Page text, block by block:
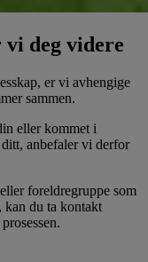
vi deg videre
er vi avhengige
sammen.
eller kommet i
anbefaler vi derfor
foreldregruppe som
kan du ta kontakt